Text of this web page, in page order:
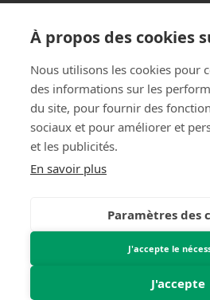
Garde-meubles en
Garde-meuble Île-de-
Garde-meuble Yvelines
Trouver mon box
Préparer un déménagement
À propos des cookies
Nous utilisons les cookies pour
des informations sur les
du site, pour fournir des
sociaux et pour améliorer et
et les publicités.
En savoir plus
Paramètres des
J'accepte le
J'accepte